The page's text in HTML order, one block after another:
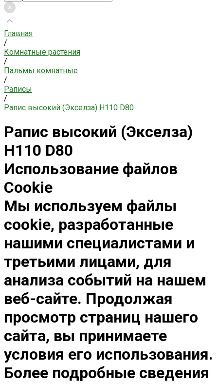
Главная
/
Комнатные растения
/
Пальмы комнатные
/
Раписы
/
Рапис высокий (Экселза) H110 D80
Рапис высокий (Экселза)
H110 D80
Использование файлов
Cookie
Мы используем файлы
cookie, разработанные
нашими специалистами и
третьими лицами, для
анализа событий на нашем
веб-сайте. Продолжая
просмотр страниц нашего
сайта, вы принимаете
условия его использования.
Более подробные сведения